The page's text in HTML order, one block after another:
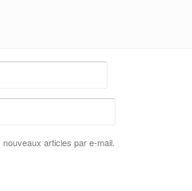
articles par e-mail.